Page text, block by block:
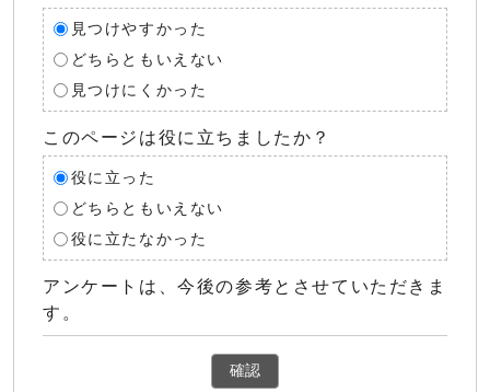
見つけやすかった
どちらともいえない
見つけにくかった
このページは役に立ちましたか？
役に立った
どちらともいえない
役に立たなかった
アンケートは、今後の参考とさせていただきま
す。
確認